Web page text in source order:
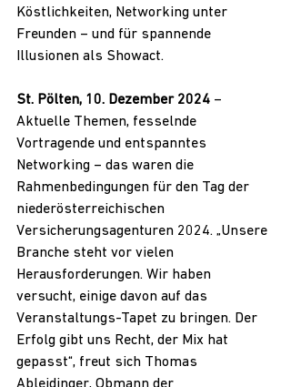
Köstlichkeiten, Networking unter
Freunden – und für spannende
Illusionen als Showact.
St. Pölten, 10. Dezember 2024 –
Aktuelle Themen, fesselnde
Vortragende und entspanntes
Networking – das waren die
Rahmenbedingungen für den Tag der
niederösterreichischen
Versicherungsagenturen 2024. „Unsere
Branche steht vor vielen
Herausforderungen. Wir haben
versucht, einige davon auf das
Veranstaltungs-Tapet zu bringen. Der
Erfolg gibt uns Recht, der Mix hat
gepasst“, freut sich Thomas